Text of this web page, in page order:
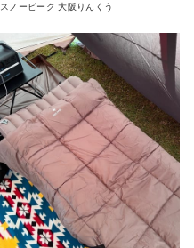
スノーピーク 大阪りんくう